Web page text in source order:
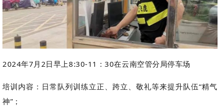
2024年7月2日早上8:30-11：30在云南空管分局停车场
培训内容：日常队列训练立正、跨立、敬礼等来提升队伍“精气
神”；